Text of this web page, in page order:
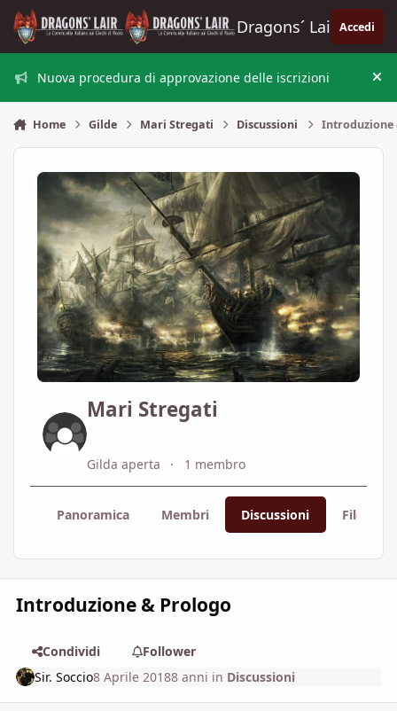
Vai al contenuto
Dragons´ Lair Accedi
Nuova procedura di approvazione delle iscrizioni
Home Gilde Mari Stregati Discussioni Introduzione
Mari Stregati
Gilda aperta 1 membro
Panoramica Membri Discussioni File
Introduzione & Prologo
Condividi
Follower
Sir. Soccio8 Aprile 20188 anni in Discussioni